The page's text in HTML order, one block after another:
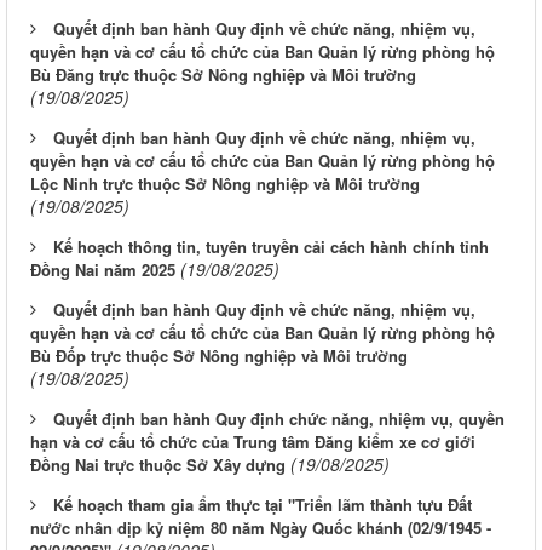
Quyết định ban hành Quy định về chức năng, nhiệm vụ,
quyền hạn và cơ cấu tổ chức của Ban Quản lý rừng phòng hộ
Bù Đăng trực thuộc Sở Nông nghiệp và Môi trường
(19/08/2025)
Quyết định ban hành Quy định về chức năng, nhiệm vụ,
quyền hạn và cơ cấu tổ chức của Ban Quản lý rừng phòng hộ
Lộc Ninh trực thuộc Sở Nông nghiệp và Môi trường
(19/08/2025)
Kế hoạch thông tin, tuyên truyền cải cách hành chính tỉnh
Đồng Nai năm 2025 (19/08/2025)
Quyết định ban hành Quy định về chức năng, nhiệm vụ,
quyền hạn và cơ cấu tổ chức của Ban Quản lý rừng phòng hộ
Bù Đốp trực thuộc Sở Nông nghiệp và Môi trường
(19/08/2025)
Quyết định ban hành Quy định chức năng, nhiệm vụ, quyền
hạn và cơ cấu tổ chức của Trung tâm Đăng kiểm xe cơ giới
Đồng Nai trực thuộc Sở Xây dựng (19/08/2025)
Kế hoạch tham gia ẩm thực tại "Triển lãm thành tựu Đất
nước nhân dịp kỷ niệm 80 năm Ngày Quốc khánh (02/9/1945 -